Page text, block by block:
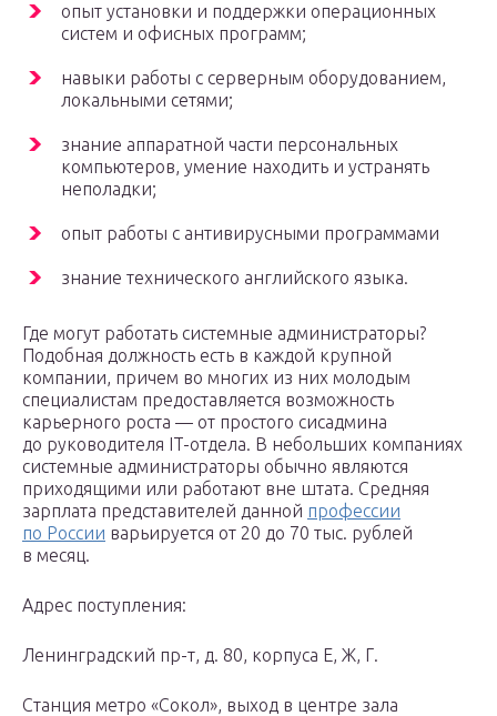
опыт установки и поддержки операционных
систем и офисных программ;
навыки работы с серверным оборудованием,
локальными сетями;
знание аппаратной части персональных
компьютеров, умение находить и устранять
неполадки;
опыт работы с антивирусными программами
знание технического английского языка.
Где могут работать системные администраторы?
Подобная должность есть в каждой крупной
компании, причем во многих из них молодым
специалистам предоставляется возможность
карьерного роста — от простого сисадмина
до руководителя IT-отдела. В небольших компаниях
системные администраторы обычно являются
приходящими или работают вне штата. Средняя
зарплата представителей данной профессии
по России варьируется от 20 до 70 тыс. рублей
в месяц.
Адрес поступления:
Ленинградский пр-т, д. 80, корпуса Е, Ж, Г.
Станция метро «Сокол», выход в центре зала